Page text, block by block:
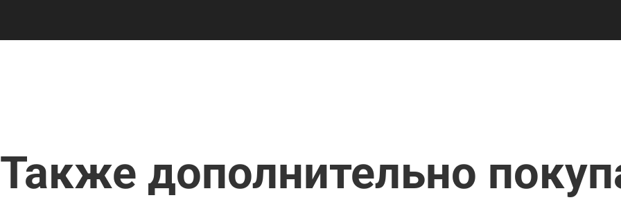
Также дополнительно